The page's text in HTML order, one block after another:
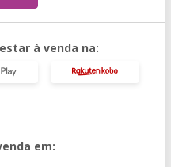
à venda na:
em: